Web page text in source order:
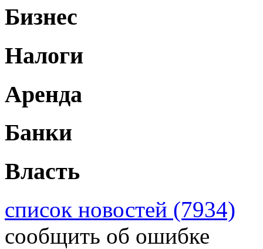
Бизнес
Налоги
Аренда
Банки
Власть
список новостей (7934)
сообщить об ошибке